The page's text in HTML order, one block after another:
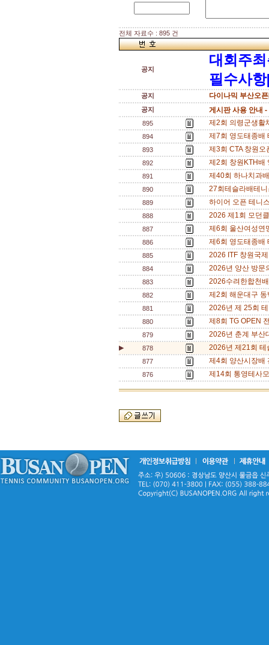
전체 자료수 : 895 건
공지
대회주
필수사
공지 다이나믹 부산오
공지 게시판 사용 안내 -
895 제2회 의령군생활
894 제7회 영도태종배
893 제3회 CTA 창원
892 제2회 창원KTH배
891 제40회 하나치과
890 27회테슬라배테
889 하이어 오픈 테니
888 2026 제1회 모던
887 제6회 울산여성
886 제6회 영도태종배
885 2026 ITF 창원국
884 2026년 양산 방문
883 2026수려한합천
882 제2회 해운대구
881 2026년 제 25회
880 제8회 TG OPEN
879 2026년 춘계 부
▶ 878 2026년 제21회 테
877 제4회 양산시장배
876 제14회 통영테사